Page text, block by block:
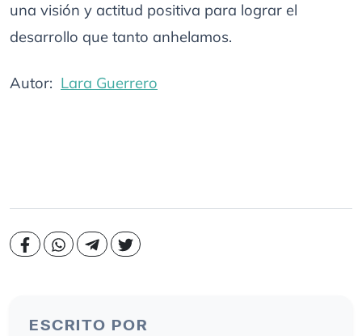
una visión y actitud positiva para lograr el
desarrollo que tanto anhelamos.
Autor: Lara Guerrero
ESCRITO POR